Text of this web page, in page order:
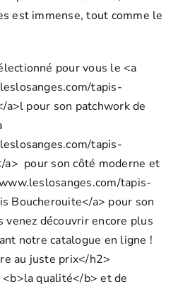
est immense, tout comme le
pour vous le <a
tapis-
a>l pour son patchwork de
tapis-
a> pour son côté moderne et
tapis-
Boucherouite</a> pour son
venez découvrir encore plus
notre catalogue en ligne !
au juste prix</h2>
<b>la qualité</b> et de